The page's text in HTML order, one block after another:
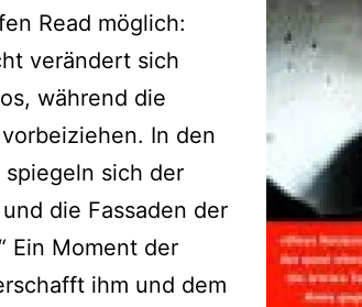
Read möglich:
verändert sich
während die
In den
spiegeln sich der
die Fassaden der
Ein Moment der
ihm und dem